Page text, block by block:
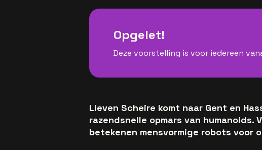
Opgelet!
Deze voorstelling is voor iedereen
Lieven Scheire komt naar Gent en
razendsnelle opmars van humanoids.
betekenen mensvormige robots voor